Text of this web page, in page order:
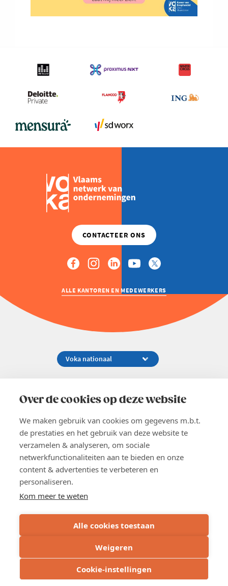
Over de cookies op deze website
We maken gebruik van cookies om gegevens m.b.t.
de prestaties en het gebruik van deze website te
verzamelen & analyseren, om sociale
netwerkfunctionaliteiten aan te bieden en onze
content & advertenties te verbeteren en
personaliseren.
Kom meer te weten
Alle cookies toestaan
Weigeren
Cookie-instellingen
Inschrijven
ALLE KANTOREN EN MEDEWERKERS
02 229 81 11
EN
Word lid
Voka 2026
Privacyverklaring
Cookie verklaring
Cookie instellingen
BE 0413.673.821 - RPR: Brussel